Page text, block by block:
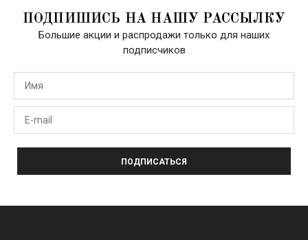
ПОДПИШИСЬ НА НАШУ РАССЫЛКУ
Большие акции и распродажи только для наших
подписчиков
ПОДПИСАТЬСЯ